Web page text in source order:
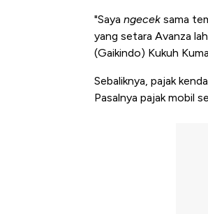
"Saya ngecek sama
yang setara Avanza
(Gaikindo) Kukuh
Sebaliknya, pajak
Pasalnya pajak mobil